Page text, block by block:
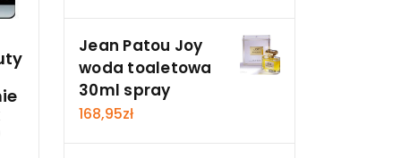
Jean Patou Joy
woda toaletowa
30ml spray
168,95zł